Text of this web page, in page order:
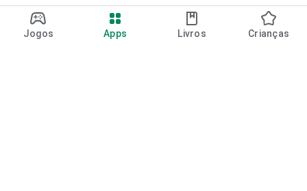
Jogos Apps Livros Crianças